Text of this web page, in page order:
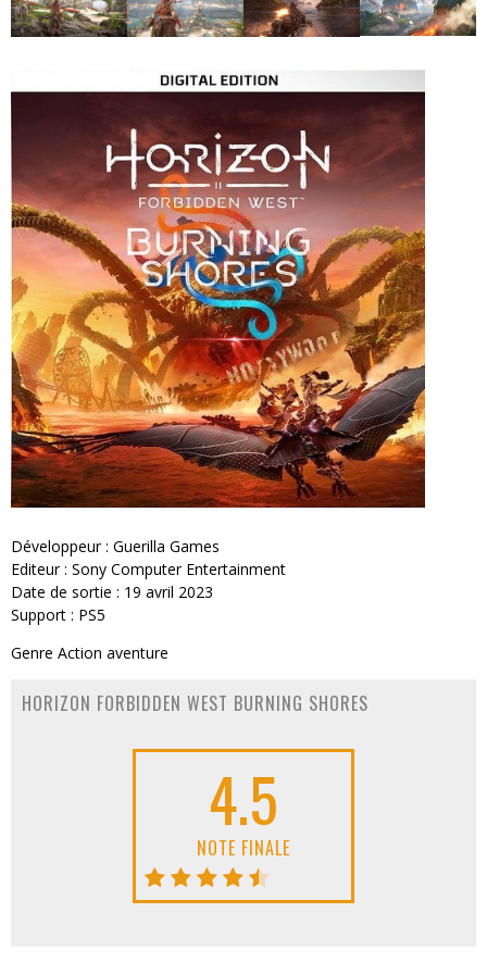
Développeur : Guerilla Games
Editeur : Sony Computer Entertainment
Date de sortie : 19 avril 2023
Support : PS5
Genre Action aventure
HORIZON FORBIDDEN WEST BURNING SHORES
4.5
NOTE FINALE